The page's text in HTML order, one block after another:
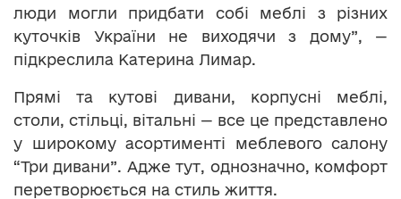
люди могли придбати собі меблі з різних
куточків України не виходячи з дому”, —
підкреслила Катерина Лимар.
Прямі та кутові дивани, корпусні меблі,
столи, стільці, вітальні — все це представлено
у широкому асортименті меблевого салону
“Три дивани”. Адже тут, однозначно, комфорт
перетворюється на cтиль життя.